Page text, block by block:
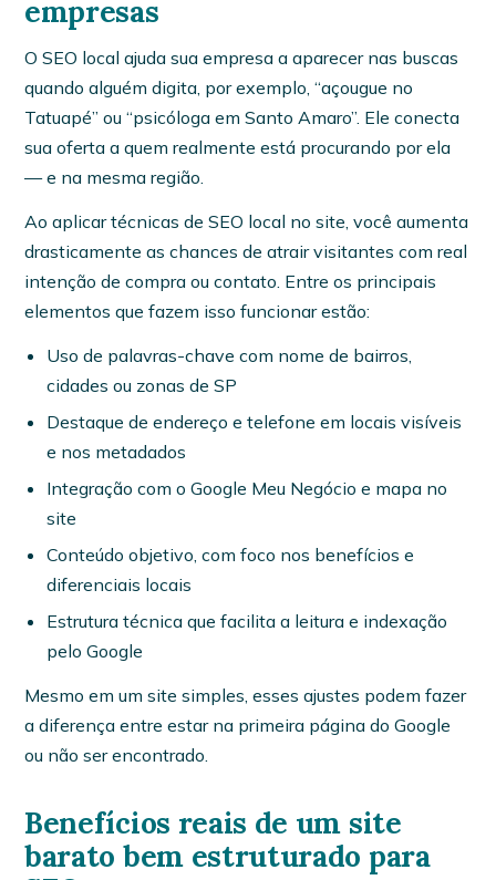
empresas
O SEO local ajuda sua empresa a aparecer nas buscas
quando alguém digita, por exemplo, “açougue no
Tatuapé” ou “psicóloga em Santo Amaro”. Ele conecta
sua oferta a quem realmente está procurando por ela
— e na mesma região.
Ao aplicar técnicas de SEO local no site, você aumenta
drasticamente as chances de atrair visitantes com real
intenção de compra ou contato. Entre os principais
elementos que fazem isso funcionar estão:
Uso de palavras-chave com nome de bairros,
cidades ou zonas de SP
Destaque de endereço e telefone em locais visíveis
e nos metadados
Integração com o Google Meu Negócio e mapa no
site
Conteúdo objetivo, com foco nos benefícios e
diferenciais locais
Estrutura técnica que facilita a leitura e indexação
pelo Google
Mesmo em um site simples, esses ajustes podem fazer
a diferença entre estar na primeira página do Google
ou não ser encontrado.
Benefícios reais de um site
barato bem estruturado para